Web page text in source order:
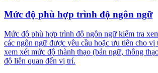
Mức độ phù hợp trình độ ngôn ngữ
Mức độ phù hợp trình độ ngôn ngữ kiểm tra
các ngôn ngữ được yêu cầu hoặc ưu tiên cho
xem xét mức độ thành thạo (bản ngữ, thông
độ liên quan đến vị trí.